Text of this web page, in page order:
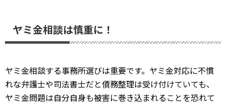
ヤミ金相談は慎重に！
ヤミ金相談する事務所選びは重要です。ヤミ金対応に不慣
れな弁護士や司法書士だと債務整理は受け付けていても、
ヤミ金問題は自分自身も被害に巻き込まれることを恐れて